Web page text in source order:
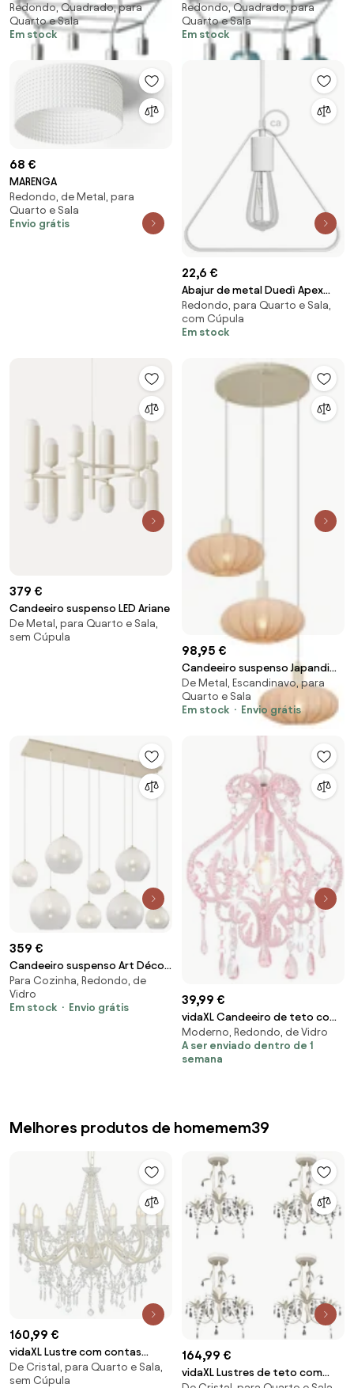
de 4 suspensões
Redondo, Quadrado, para
Quarto e Sala
Em stock
quedas de 2 gaiolas
Redondo, Quadrado, para
Quarto e Sala
Em stock
68 €
MARENGA
Redondo, de Metal, para
Quarto e Sala
Envio grátis
22,6 €
Abajur de metal Duedì Apex
com tampa do suporte da
lâmpada de metal e suporte da
lâmpada E27
Redondo, para Quarto e Sala,
com Cúpula
Em stock
379 €
Candeeiro suspenso LED Ariane
De Metal, para Quarto e Sala,
sem Cúpula
98,95 €
Candeeiro suspenso Japandi
bege com abajur de tecido 3
luzes - Bida
De Metal, Escandinavo, para
Quarto e Sala
Em stock
Envio grátis
359 €
Candeeiro suspenso Art Déco
bege com vidro branco 8-luzes
- Sandra
Para Cozinha, Redondo, de
Vidro
Em stock
Envio grátis
39,99 €
vidaXL Candeeiro de teto com
contas redondo E14 cor-de-
rosa
Moderno, Redondo, de Vidro
A ser enviado dentro de 1
semana
Melhores produtos de homemem39
160,99 €
vidaXL Lustre com contas
lâmpadas 12 x E14 branco
De Cristal, para Quarto e Sala,
sem Cúpula
164,99 €
vidaXL Lustres de teto com